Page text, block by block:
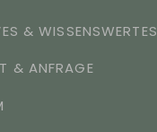
& WISSENSWERTES
& ANFRAGE